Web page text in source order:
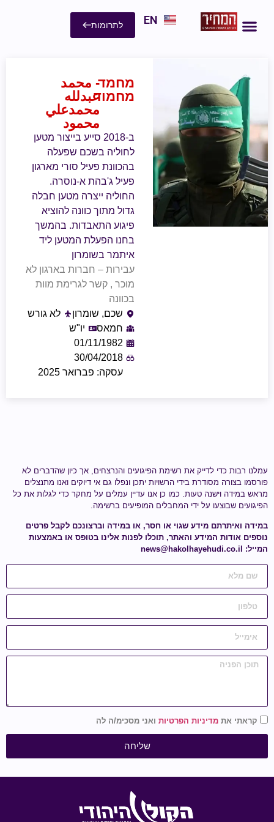
EN לתרומות
מחמד
מחמוד
- محمد
عبدلله
محمدعلي
محمود
ב-2018 סייע בייצור מטען
לחוליה בשכם שפעלה
בהכוונת פעיל סורי מארגון
פעיל ג'בהת א-נוסרה.
החוליה ייצרה מטען חבלה
גדול מתוך כוונה להוציא
פיגוע התאבדות. בהמשך
בחנו הפעלת המטען ליד
איתמר בשומרון
עבירות – חברות בארגון לא
מוכר , קשר לגרימת מוות
בכוונה
שכם, שומרון
לא גורש
חמאס
יו"ש
01/11/1982
30/04/2018
עסקה: פברואר 2025
עמלנו רבות כדי לדייק את רשימת הפיגועים והנרצחים, אך כיון שהדברים לא
פורסמו בצורה מסודרת בידי הרשויות יתכן ונפלו גם אי דיוקים ואנו מתנצלים
מראש במידה וישנה טעות. כמו כן אנו עדיין עמלים על מחקר כדי לגלות את כל
הפיגועים שבוצעו על ידי המחבלים המופיעים ברשימה.
במידה ואיתרתם מידע שגוי או חסר, או במידה וברצונכם לקבל פרטים
נוספים אודות המידע והאתר, תוכלו לפנות אלינו בטופס או באמצעות
המייל:
news@hakolhayehudi.co.il
קראתי את מדיניות הפרטיות ואני מסכימ/ה לה
שליחה